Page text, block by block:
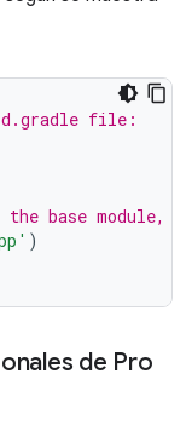
file:
the base module,
)
de Pro